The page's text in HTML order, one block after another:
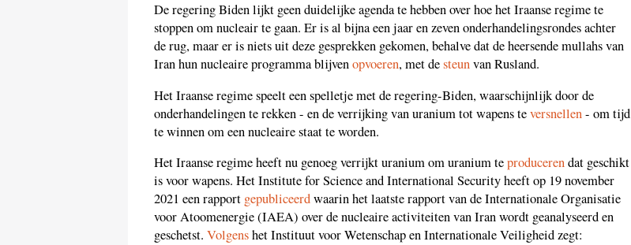
De regering Biden lijkt geen duidelijke agenda te hebben over hoe het Iraanse regime te
stoppen om nucleair te gaan. Er is al bijna een jaar en zeven onderhandelingsrondes achter
de rug, maar er is niets uit deze gesprekken gekomen, behalve dat de heersende mullahs van
Iran hun nucleaire programma blijvenopvoeren, met desteunvan Rusland.
Het Iraanse regime speelt een spelletje met de regering-Biden, waarschijnlijk door de
onderhandelingen te rekken - en de verrijking van uranium tot wapens teversnellen- om tijd
te winnen om een nucleaire staat te worden.
Het Iraanse regime heeft nu genoeg verrijkt uranium om uranium teproducerendat geschikt
is voor wapens. Het Institute for Science and International Security heeft op 19 november
2021 een rapport gepubliceerdwaarin het laatste rapport van de Internationale Organisatie
voor Atoomenergie (IAEA) over de nucleaire activiteiten van Iran wordt geanalyseerd en
geschetst. Volgenshet Instituut voor Wetenschap en Internationale Veiligheid zegt: